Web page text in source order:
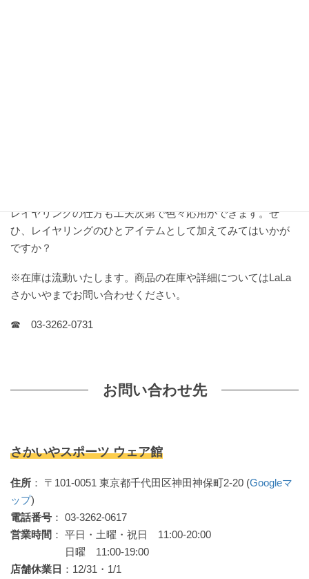
レイヤリングの仕方も工夫次第で色々応用ができます。ぜ
ひ、レイヤリングのひとアイテムとして加えてみてはいかが
ですか？
※在庫は流動いたします。商品の在庫や詳細についてはLaLa
さかいやまでお問い合わせください。
☎ 03-3262-0731
お問い合わせ先
さかいやスポーツ ウェア館
住所 ： 〒101-0051 東京都千代田区神田神保町2-20 (Googleマ
ップ)
電話番号 ： 03-3262-0617
営業時間 ： 平日・土曜・祝日 11:00-20:00
日曜 11:00-19:00
店舗休業日 ：12/31・1/1